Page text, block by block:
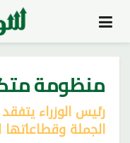
منظومة
رئيس الوزراء
الجملة وقطاعاتها